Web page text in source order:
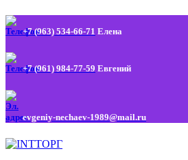
+7 (963) 534-66-71 Елена
+7 (961) 984-77-59 Евгений
evgeniy-nechaev-1989@mail.ru